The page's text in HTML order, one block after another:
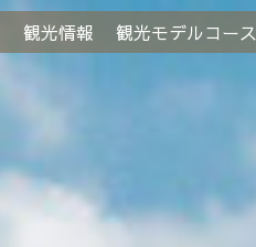
観光情報 観光モデルコース